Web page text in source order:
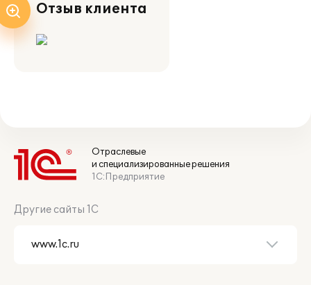
Отзыв клиента
Отраслевые
и специализированные решения
1С:Предприятие
Другие сайты 1С